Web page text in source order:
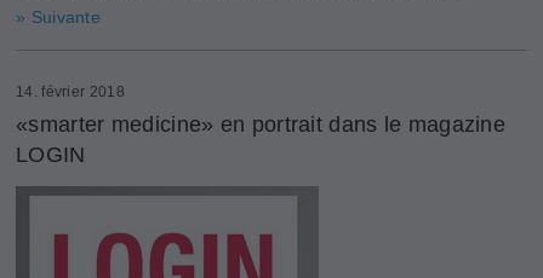
» Suivante
14. février 2018
«smarter medicine» en portrait dans le magazine
LOGIN